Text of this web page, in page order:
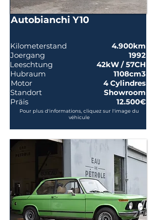
Autobianchi Y10
Kilometerstand
4.900km
Joergang
1992
Leeschtung
42kW / 57CH
Hubraum
1108cm3
Motor
4 Cylindres
Standort
Showroom
Präis
12.500€
Pour plus d'informations, cliquez sur l'image du
véhicule